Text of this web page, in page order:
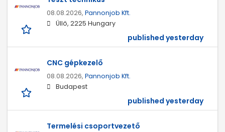
08.08.2026, Pannonjob Kft.
Üllő, 2225 Hungary
published yesterday
CNC gépkezelő
08.08.2026, Pannonjob Kft.
Budapest
published yesterday
Termelési csoportvezető